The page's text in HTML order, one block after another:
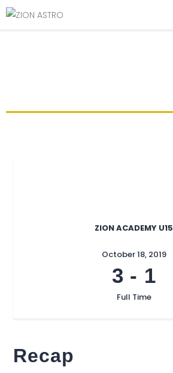
ABOUT
NEWS
ZION ACADEMY U15
October 18, 2019
3 - 1
Full Time
Recap